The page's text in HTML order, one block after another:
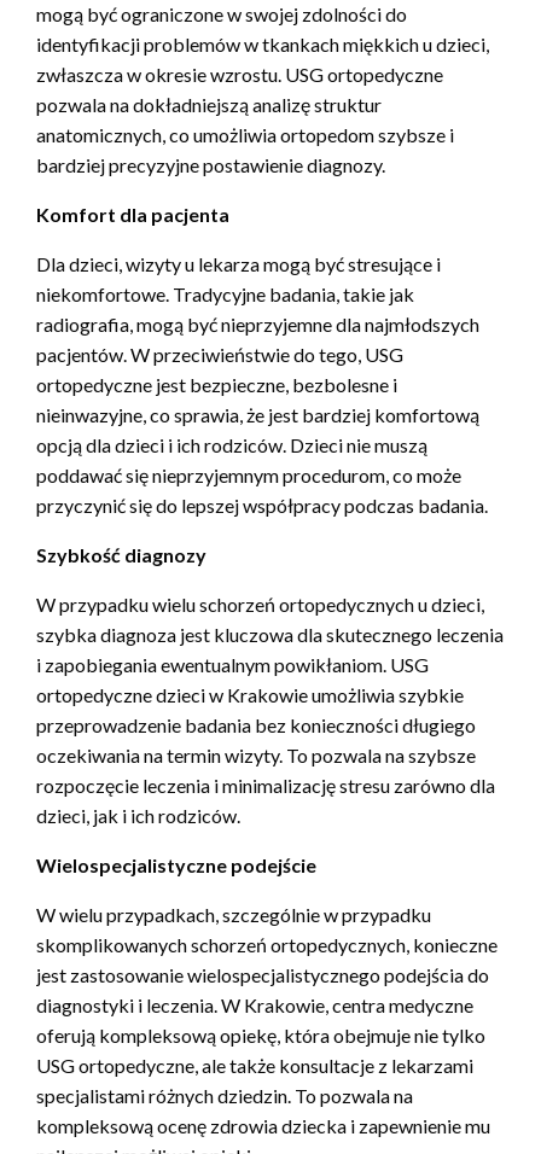
mogą być ograniczone w swojej zdolności do
identyfikacji problemów w tkankach miękkich u dzieci,
zwłaszcza w okresie wzrostu. USG ortopedyczne
pozwala na dokładniejszą analizę struktur
anatomicznych, co umożliwia ortopedom szybsze i
bardziej precyzyjne postawienie diagnozy.
Komfort dla pacjenta
Dla dzieci, wizyty u lekarza mogą być stresujące i
niekomfortowe. Tradycyjne badania, takie jak
radiografia, mogą być nieprzyjemne dla najmłodszych
pacjentów. W przeciwieństwie do tego, USG
ortopedyczne jest bezpieczne, bezbolesne i
nieinwazyjne, co sprawia, że jest bardziej komfortową
opcją dla dzieci i ich rodziców. Dzieci nie muszą
poddawać się nieprzyjemnym procedurom, co może
przyczynić się do lepszej współpracy podczas badania.
Szybkość diagnozy
W przypadku wielu schorzeń ortopedycznych u dzieci,
szybka diagnoza jest kluczowa dla skutecznego leczenia
i zapobiegania ewentualnym powikłaniom. USG
ortopedyczne dzieci w Krakowie umożliwia szybkie
przeprowadzenie badania bez konieczności długiego
oczekiwania na termin wizyty. To pozwala na szybsze
rozpoczęcie leczenia i minimalizację stresu zarówno dla
dzieci, jak i ich rodziców.
Wielospecjalistyczne podejście
W wielu przypadkach, szczególnie w przypadku
skomplikowanych schorzeń ortopedycznych, konieczne
jest zastosowanie wielospecjalistycznego podejścia do
diagnostyki i leczenia. W Krakowie, centra medyczne
oferują kompleksową opiekę, która obejmuje nie tylko
USG ortopedyczne, ale także konsultacje z lekarzami
specjalistami różnych dziedzin. To pozwala na
kompleksową ocenę zdrowia dziecka i zapewnienie mu